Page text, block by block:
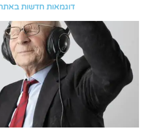
דוגמאות חדשות